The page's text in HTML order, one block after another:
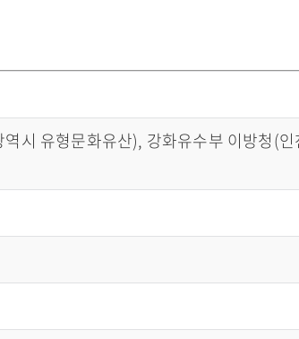
시 유형문화유산), 강화유수부 이방청(